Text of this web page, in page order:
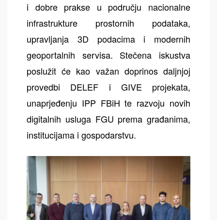
i dobre prakse u području nacionalne
infrastrukture prostornih podataka,
upravljanja 3D podacima i modernih
geoportalnih servisa. Stečena iskustva
poslužit će kao važan doprinos daljnjoj
provedbi DELEF i GIVE projekata,
unaprjeđenju IPP FBiH te razvoju novih
digitalnih usluga FGU prema građanima,
institucijama i gospodarstvu.